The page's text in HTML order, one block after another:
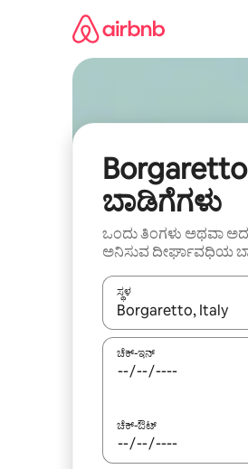
ಬಾಡಿಗೆಗಳು
ಒಂದು ತಿಂಗಳು ಅಥವಾ
ಅನಿಸುವ ದೀರ್ಘಾವಧಿಯ
ಸ್ಥಳ
ಫಲಿತಾಂಶಗಳು
ಚೆಕ್-ಇನ್
ಚೆಕ್-ಔಟ್